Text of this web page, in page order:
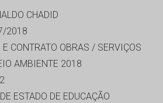
CHADID
2018
E CONTRATO OBRAS / SERVIÇOS
AMBIENTE 2018
ESTADO DE EDUCAÇÃO